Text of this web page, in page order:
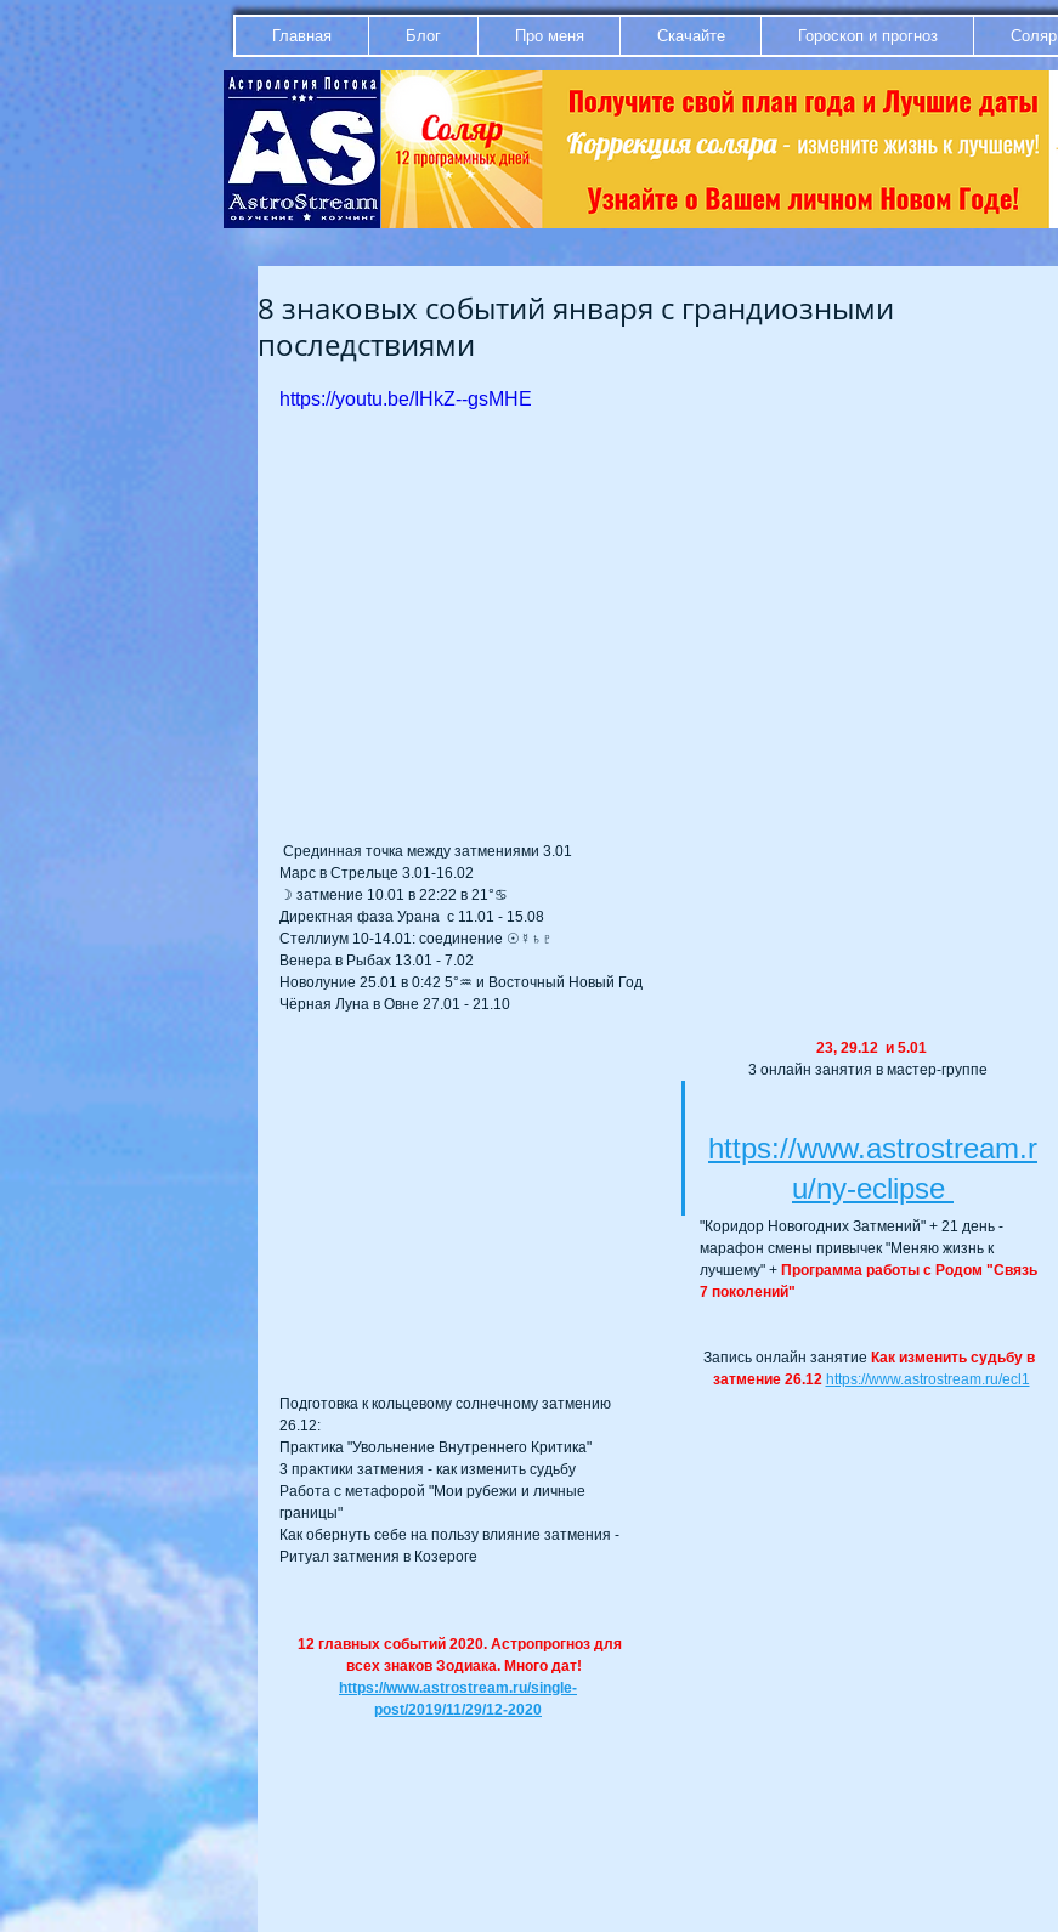
Главная Блог Про меня Скачайте Гороскоп и прогноз Соляр
8 знаковых событий января с грандиозными
последствиями
https://youtu.be/IHkZ--gsMHE
Срединная точка между затмениями 3.01
Марс в Стрельце 3.01-16.02
☽ затмение 10.01 в 22:22 в 21°♋
Директная фаза Урана  с 11.01 - 15.08
Стеллиум 10-14.01: соединение ☉☿♄♇
Венера в Рыбах 13.01 - 7.02
Новолуние 25.01 в 0:42 5°♒ и Восточный Новый Год
Чёрная Луна в Овне 27.01 - 21.10
23, 29.12  и 5.01
  3 онлайн занятия в мастер-группе
https://www.astrostream.r
u/ny-eclipse
  "Коридор Новогодних Затмений" + 21 день -
  марафон смены привычек "Меняю жизнь к
  лучшему" +
Программа работы с Родом "Связь
  7 поколений"
Запись онлайн занятие Как изменить судьбу в
затмение 26.12 https://www.astrostream.ru/ecl1
Подготовка к кольцевому солнечному затмению​
26.12:
Практика "Увольнение Внутреннего Критика"
3 практики затмения - как изменить судьбу
Работа с метафорой "Мои рубежи и личные
границы"
Как обернуть себе на пользу влияние затмения -
Ритуал затмения в Козероге
12 главных событий 2020. Астропрогноз для
   всех знаков Зодиака. Много дат!
https://www.astrostream.ru/single-
post/2019/11/29/12-2020